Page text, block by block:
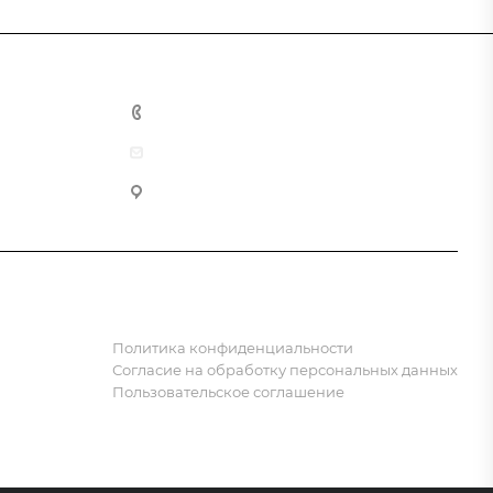
Политика конфиденциальности
Согласие на обработку персональных данных
Пользовательское соглашение